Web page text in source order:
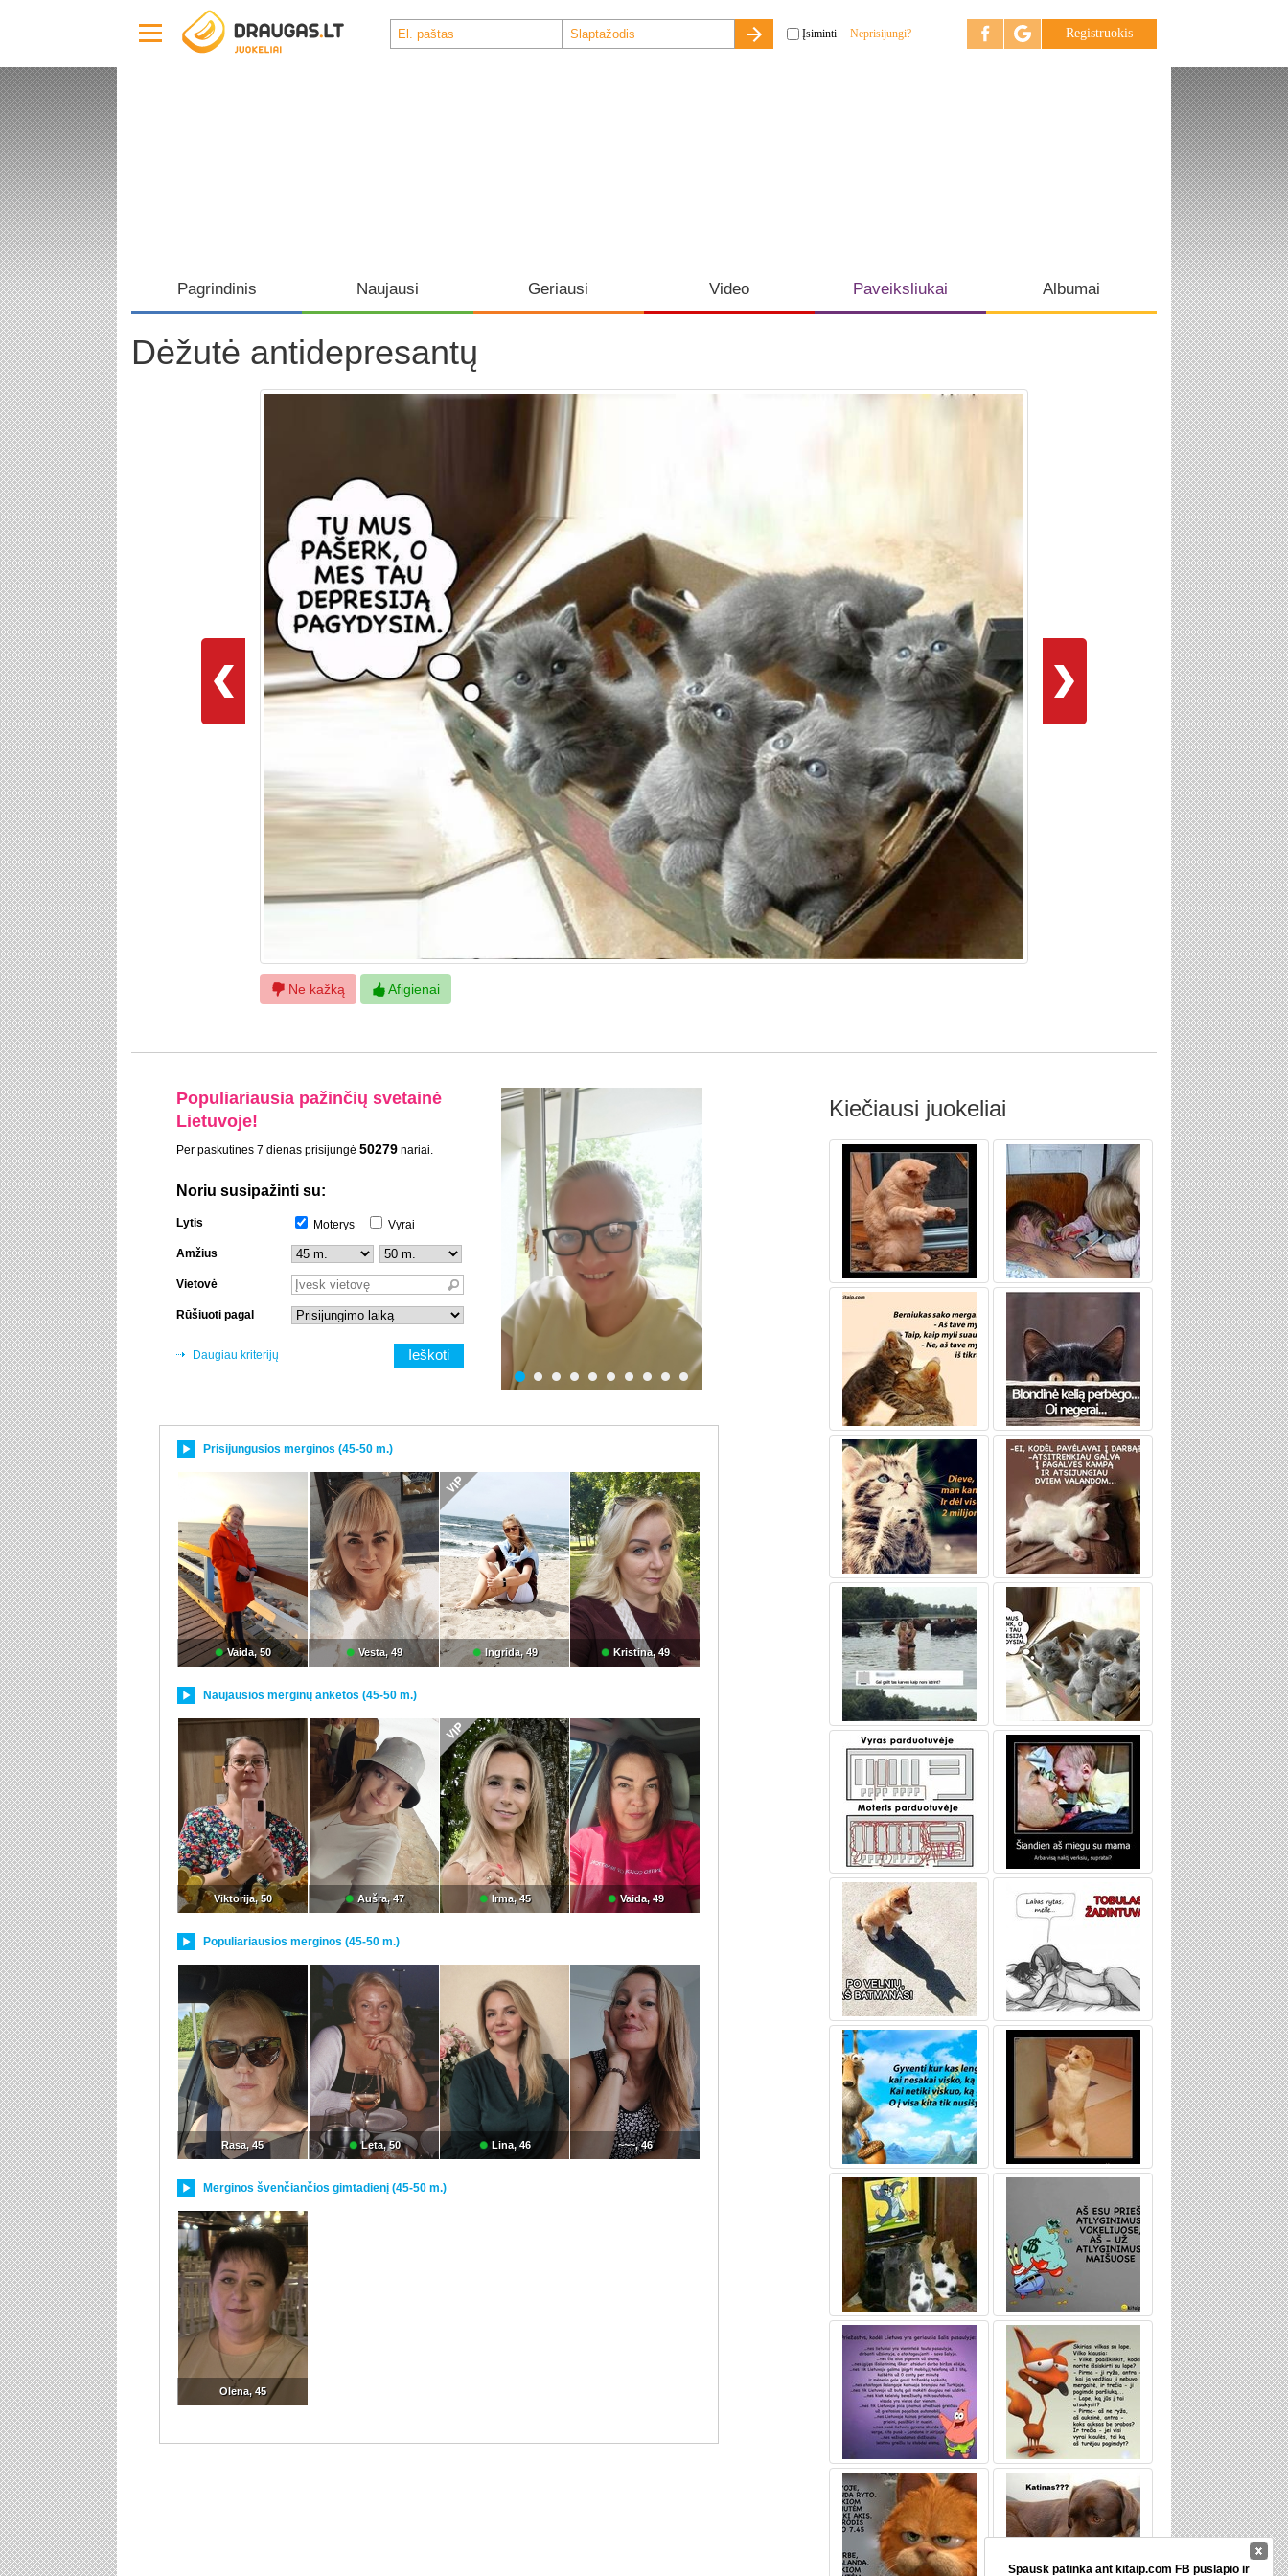
Įsiminti Neprisijungi? Registruokis
Pagrindinis Naujausi Geriausi Video Paveiksliukai Albumai
Dėžutė antidepresantų
Ne kažką Afigienai
Kiečiausi juokeliai
Spausk patinka ant kitaip.com FB puslapio ir